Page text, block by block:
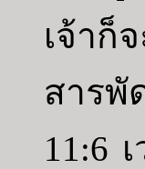
เจ้าก็
สาร
11:6